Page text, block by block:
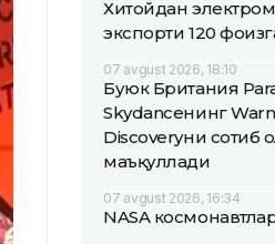
Хитойдан
экспорти 120
07 avgust 2026, 18:10
Буюк Британия
Skydanceнинг
Discoveryни сотиб
маъқуллади
07 avgust 2026, 16:34
NASA